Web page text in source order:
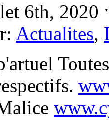
6th, 2020
Actualites,